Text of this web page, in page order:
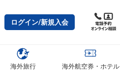
ログイン/新規入会
海外旅行 海外航空券・ホテル